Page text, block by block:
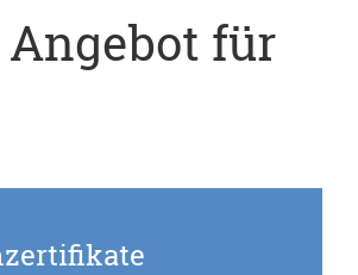
für